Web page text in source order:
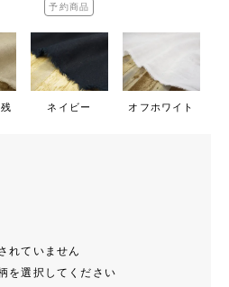
予約商品
ネイビー オフホワイト
れていません
を選択してください